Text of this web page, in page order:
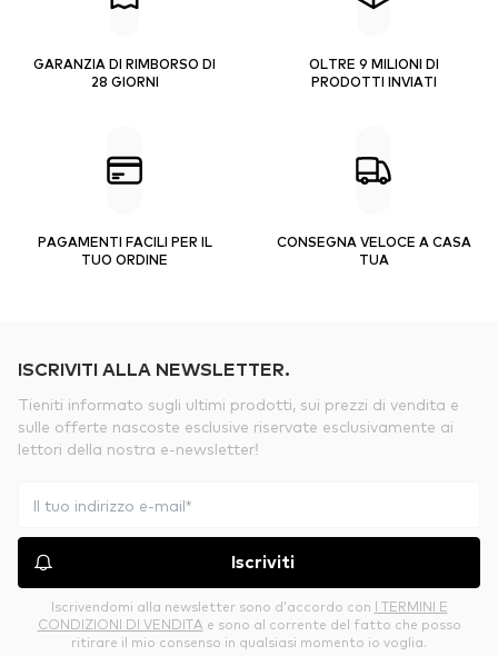
GARANZIA DI RIMBORSO DI
28 GIORNI
OLTRE 9 MILIONI DI
PRODOTTI INVIATI
PAGAMENTI FACILI PER IL
TUO ORDINE
CONSEGNA VELOCE A CASA
TUA
ISCRIVITI ALLA NEWSLETTER.
Tieniti informato sugli ultimi prodotti, sui prezzi di vendita e
sulle offerte nascoste esclusive riservate esclusivamente ai
lettori della nostra e-newsletter!
Iscriviti
Iscrivendomi alla newsletter sono d’accordo con I TERMINI E
CONDIZIONI DI VENDITA e sono al corrente del fatto che posso
ritirare il mio consenso in qualsiasi momento io voglia.